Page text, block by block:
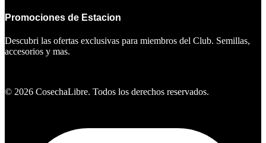
Promociones de Estacion
Descubri las ofertas exclusivas para miembros del Club. Semillas,
accesorios y mas.
© 2026 CosechaLibre. Todos los derechos reservados.